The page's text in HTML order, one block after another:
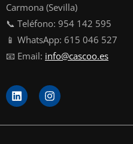
Carmona (Sevilla)
📞 Teléfono: 954 142 595
📱 WhatsApp: 615 046 527
📧 Email: info@cascoo.es
L
i
n
k
I
n
s
t